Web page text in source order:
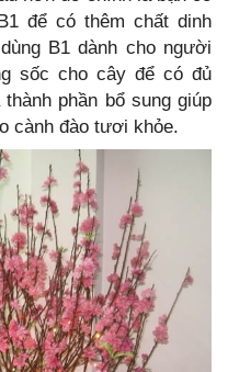
để có thêm chất dinh
B1 dành cho người
sốc cho cây để có đủ
phần bổ sung giúp
cành đào tươi khỏe.